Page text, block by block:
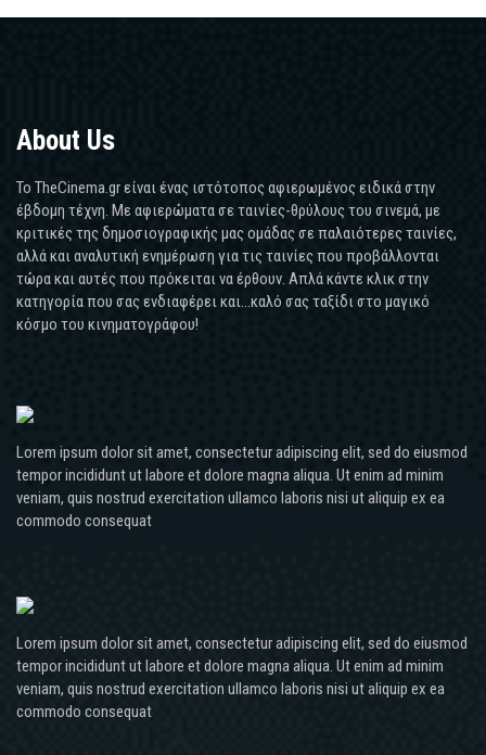
About Us
Το TheCinema.gr είναι ένας ιστότοπος αφιερωμένος ειδικά στην
έβδομη τέχνη. Με αφιερώματα σε ταινίες-θρύλους του σινεμά, με
κριτικές της δημοσιογραφικής μας ομάδας σε παλαιότερες ταινίες,
αλλά και αναλυτική ενημέρωση για τις ταινίες που προβάλλονται
τώρα και αυτές που πρόκειται να έρθουν. Απλά κάντε κλικ στην
κατηγορία που σας ενδιαφέρει και...καλό σας ταξίδι στο μαγικό
κόσμο του κινηματογράφου!
Lorem ipsum dolor sit amet, consectetur adipiscing elit, sed do eiusmod
tempor incididunt ut labore et dolore magna aliqua. Ut enim ad minim
veniam, quis nostrud exercitation ullamco laboris nisi ut aliquip ex ea
commodo consequat
Lorem ipsum dolor sit amet, consectetur adipiscing elit, sed do eiusmod
tempor incididunt ut labore et dolore magna aliqua. Ut enim ad minim
veniam, quis nostrud exercitation ullamco laboris nisi ut aliquip ex ea
commodo consequat